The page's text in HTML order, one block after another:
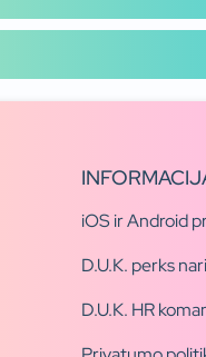
iOS ir Android
D.U.K. perks
D.U.K. HR